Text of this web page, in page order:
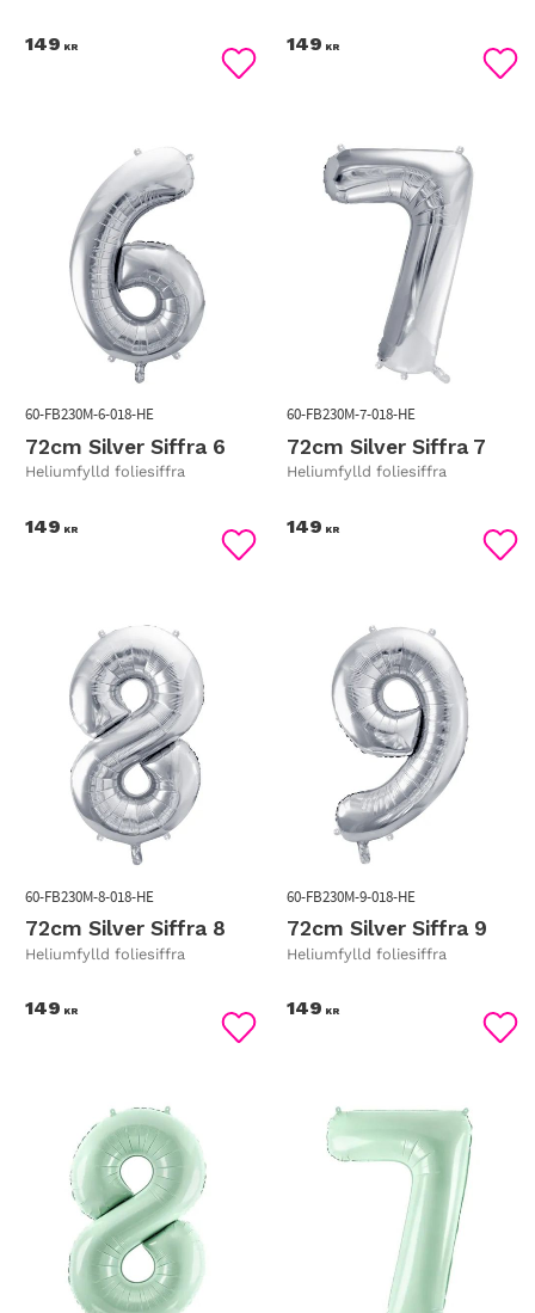
149 KR
Lägg till i favoriter
149 KR
72cm Silver Siffra 6
Heliumfylld foliesiffra
60-FB230M-6-018-HE
149 KR
Lägg till i favoriter
72cm Silver Siffra 7
Heliumfylld foliesiffra
60-FB230M-7-018-HE
149 KR
72cm Silver Siffra 8
Heliumfylld foliesiffra
60-FB230M-8-018-HE
149 KR
Lägg till i favoriter
72cm Silver Siffra 9
Heliumfylld foliesiffra
60-FB230M-9-018-HE
149 KR